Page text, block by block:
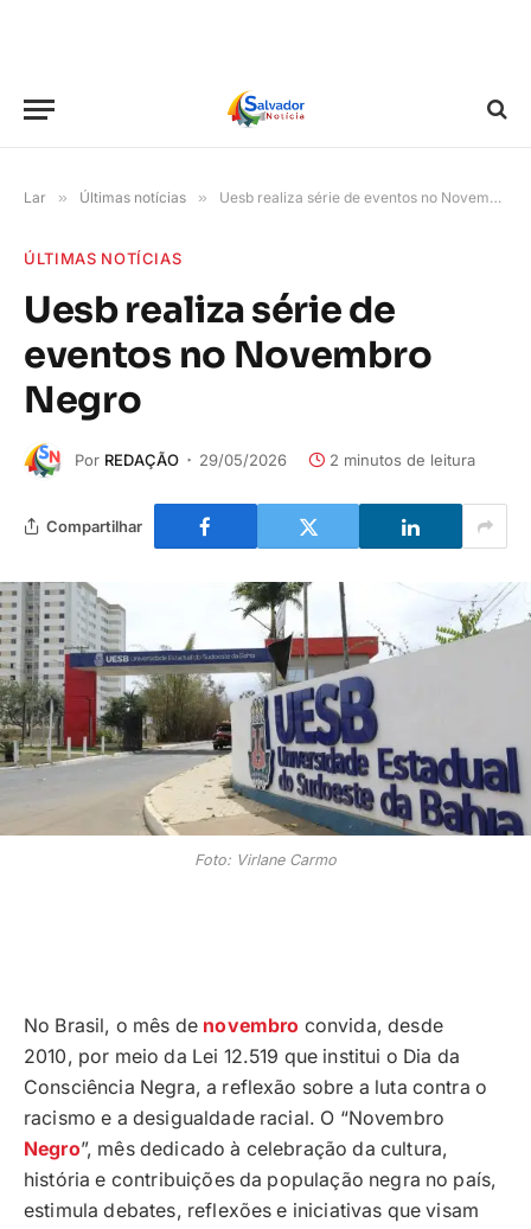
Lar » Últimas notícias » Uesb realiza série de eventos no Novembro Negro
ÚLTIMAS NOTÍCIAS
Uesb realiza série de
eventos no Novembro
Negro
Por REDAÇÃO 29/05/2026 2 minutos de leitura
Compartilhar
Foto: Virlane Carmo
No Brasil, o mês de novembro convida, desde
2010, por meio da Lei 12.519 que institui o Dia da
Consciência Negra, a reflexão sobre a luta contra o
racismo e a desigualdade racial. O “Novembro
Negro”, mês dedicado à celebração da cultura,
história e contribuições da população negra no país,
estimula debates, reflexões e iniciativas que visam